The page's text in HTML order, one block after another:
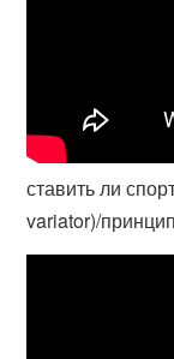
ставить ли
variator)/